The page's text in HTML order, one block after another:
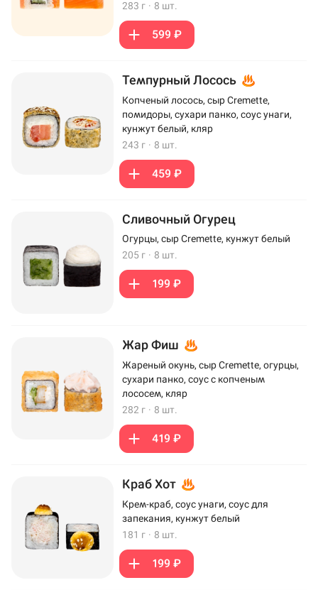
283 г · 8 шт.
599 ₽
Темпурный Лосось
Копченый лосось, сыр Cremette,
помидоры, сухари панко, соус унаги,
кунжут белый, кляр
243 г · 8 шт.
459 ₽
Сливочный Огурец
Огурцы, сыр Cremette, кунжут белый
205 г · 8 шт.
199 ₽
Жар Фиш
Жареный окунь, сыр Cremette, огурцы,
сухари панко, соус с копченым
лососем, кляр
282 г · 8 шт.
419 ₽
Краб Хот
Крем-краб, соус унаги, соус для
запекания, кунжут белый
181 г · 8 шт.
199 ₽